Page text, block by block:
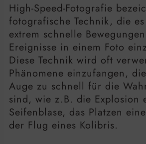
High-Speed-Fotografie
fotografische Technik, die
extrem schnelle
Ereignisse in einem Foto
Diese Technik wird oft
Phänomene einzufangen,
Auge zu schnell für die
sind, wie z.B. die Explosion
Seifenblase, das Platzen
der Flug eines Kolibris.